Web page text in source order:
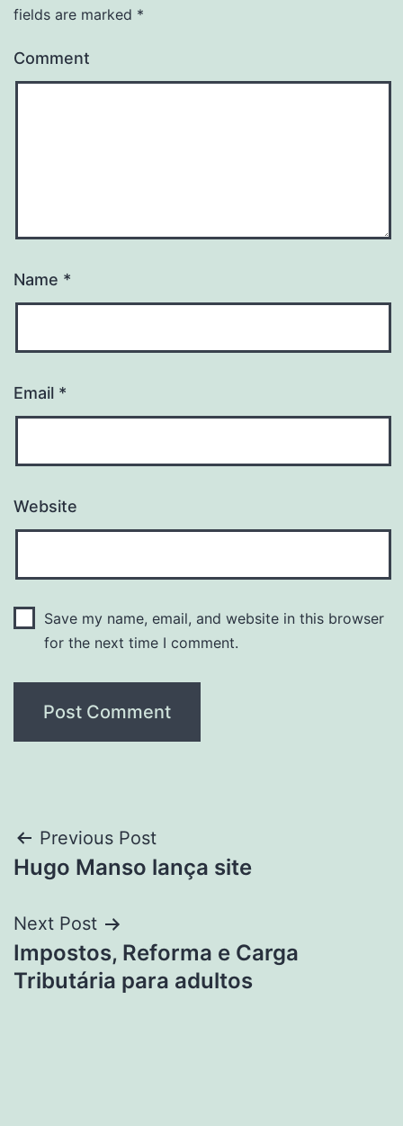
fields are marked *
Comment
Name *
Email *
Website
Save my name, email, and website in this browser
for the next time I comment.
Post
navigation
Previous Post
Hugo Manso lança site
Next Post
Impostos, Reforma e Carga
Tributária para adultos